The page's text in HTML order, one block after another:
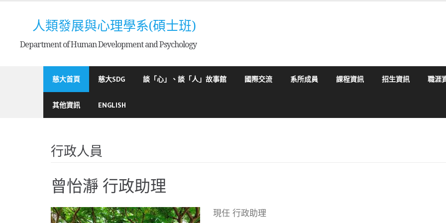
人類發展與心理學系(碩士班)
Department of Human Development and Psychology
慈大首頁 慈大SDG 談「心」、談「人」故事館 國際交流 系所成員 課程資訊 招生資訊 職涯
其他資訊 ENGLISH
行政人員
曾怡瀞 行政助理
現任 行政助理